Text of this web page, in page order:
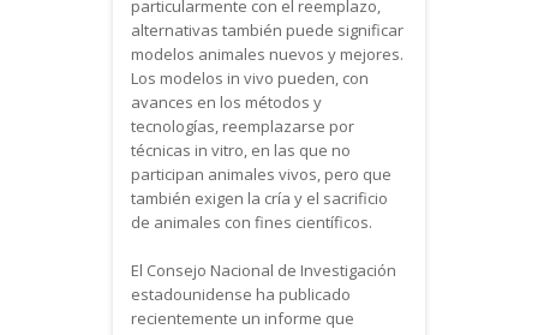
particularmente con el reemplazo,
alternativas también puede significar
modelos animales nuevos y mejores.
Los modelos in vivo pueden, con
avances en los métodos y
tecnologías, reemplazarse por
técnicas in vitro, en las que no
participan animales vivos, pero que
también exigen la cría y el sacrificio
de animales con fines científicos.
El Consejo Nacional de Investigación
estadounidense ha publicado
recientemente un informe que